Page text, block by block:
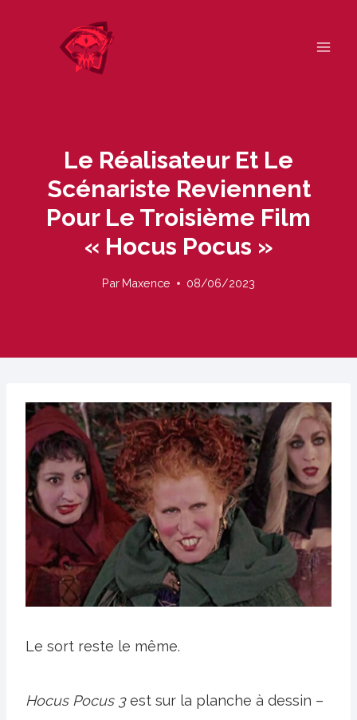
Le Réalisateur Et Le
Scénariste Reviennent
Pour Le Troisième Film
« Hocus Pocus »
Par Maxence 08/06/2023
Le sort reste le même.
Hocus Pocus 3est sur la planche à dessin –